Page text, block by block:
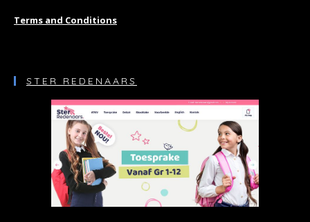
Terms and Conditions
STER REDENAARS